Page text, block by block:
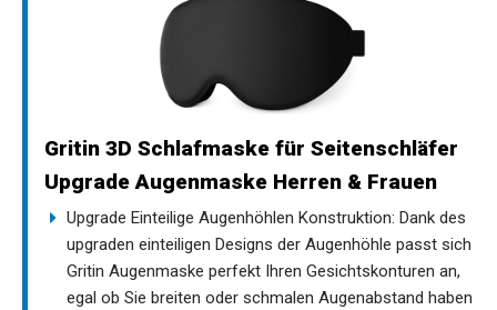
Gritin 3D Schlafmaske für Seitenschläfer
Upgrade Augenmaske Herren & Frauen
Upgrade Einteilige Augenhöhlen Konstruktion: Dank des
upgraden einteiligen Designs der Augenhöhle passt sich
Gritin Augenmaske perfekt Ihren Gesichtskonturen an,
egal ob Sie breiten oder schmalen Augenabstand haben